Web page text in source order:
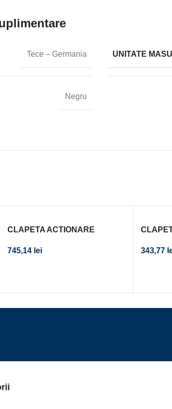
Tece – Germania UNITATE
Negru
CLAPETA ACTIONARE
OMEGA20 CROM-MAT-CROM
745,14 lei 343,77